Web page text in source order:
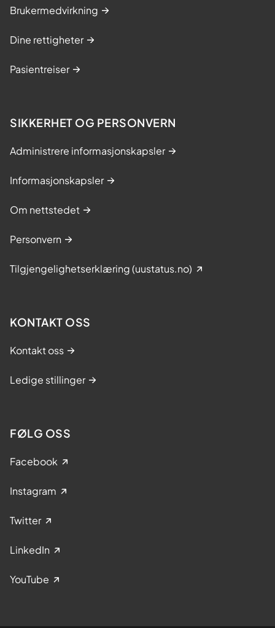
Brukermedvirkning
Dine rettigheter
Pasientreiser
SIKKERHET OG PERSONVERN
Administrere informasjonskapsler
Informasjonskapsler
Om nettstedet
Personvern
Tilgjengelighetserklæring (uustatus.no)
KONTAKT OSS
Kontakt oss
Ledige stillinger
FØLG OSS
Facebook
Instagram
Twitter
LinkedIn
YouTube